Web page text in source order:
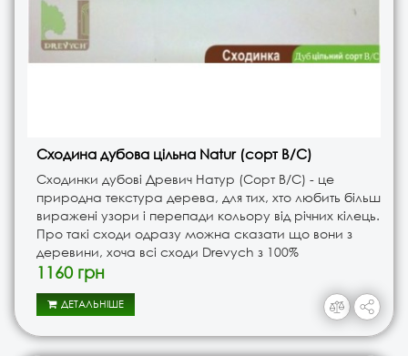
Сходина дубова цільна Natur (сорт B/C)
Сходинки дубові Древич Натур (Сорт В/С) - це
природна текстура дерева, для тих, хто любить більш
виражені узори і перепади кольору від річних кілець.
Про такі сходи одразу можна сказати що вони з
деревини, хоча всі сходи Drevych з 100%
справжнього дерева. Сходи натур ідеально
1160 грн
ДЕТАЛЬНІШЕ